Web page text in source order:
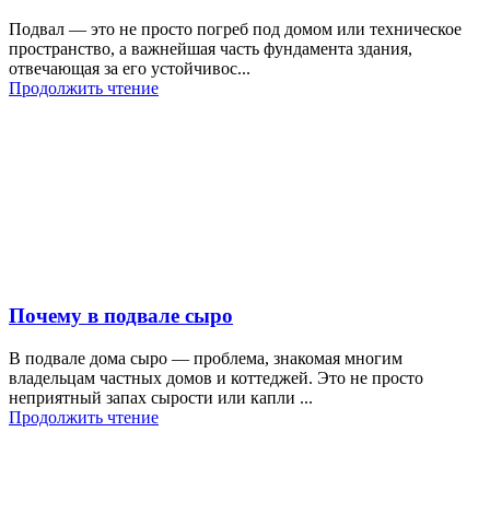
Подвал — это не просто погреб под домом или техническое
пространство, а важнейшая часть фундамента здания,
отвечающая за его устойчивос...
Продолжить чтение
Почему в подвале сыро
В подвале дома сыро — проблема, знакомая многим
владельцам частных домов и коттеджей. Это не просто
неприятный запах сырости или капли ...
Продолжить чтение